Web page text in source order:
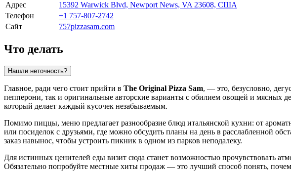
Адрес
15392 Warwick Blvd, Newport News, VA 23608, США
Телефон
+1 757-807-2742
Сайт
757pizzasam.com
Что делать
Нашли неточность?
Главное, ради чего стоит прийти в The Original Pizza Sam, — это, безусловно,
пепперони, так и оригинальные авторские варианты с обилием овощей и мясных
который делает каждый кусочек незабываемым.
Помимо пиццы, меню предлагает разнообразие блюд итальянской кухни: от
или посиделок с друзьями, где можно обсудить планы на день в расслабленной
заказ навынос, чтобы устроить пикник в одном из парков неподалеку.
Для истинных ценителей еды визит сюда станет возможностью прочувствовать
Обязательно попробуйте местные хиты продаж — это лучший способ понять,